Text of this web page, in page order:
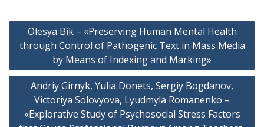
Навігація
записів
Olesya Bik – «Preserving Human Mental Health
through Control of Pathogenic Text in Mass Media
by Means of Indexing and Marking»
Andriy Girnyk, Yulia Donets, Sergiy Bogdanov,
Victoriya Solovyova, Lyudmyla Romanenko –
«Explorative Study of Psychosocial Stress Factors